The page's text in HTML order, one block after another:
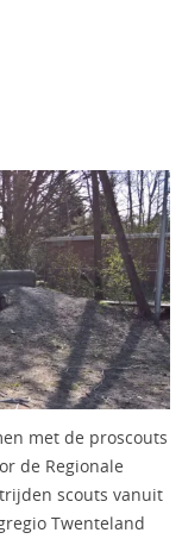
met de proscouts
de Regionale
scouts vanuit
Twenteland